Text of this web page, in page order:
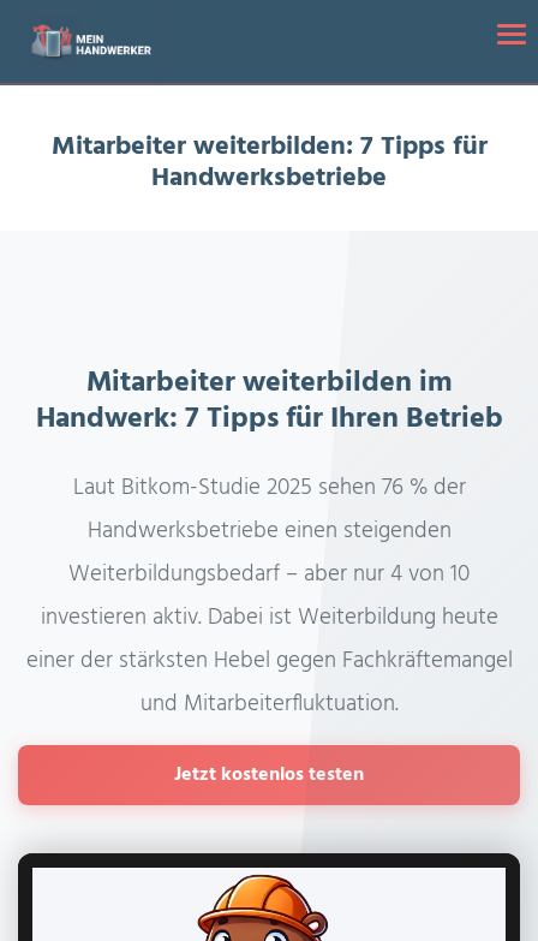
Startseite Mitarbeiter weiterbilden: 7 Tipps für Handwerksbetriebe
Mitarbeiter weiterbilden: 7 Tipps für
Handwerksbetriebe
Mitarbeiter weiterbilden im
Handwerk: 7 Tipps für Ihren Betrieb
Laut Bitkom-Studie 2025 sehen 76 % der
Handwerksbetriebe einen steigenden
Weiterbildungsbedarf – aber nur 4 von 10
investieren aktiv. Dabei ist Weiterbildung heute
einer der stärksten Hebel gegen Fachkräftemangel
und Mitarbeiterfluktuation.
Jetzt kostenlos testen